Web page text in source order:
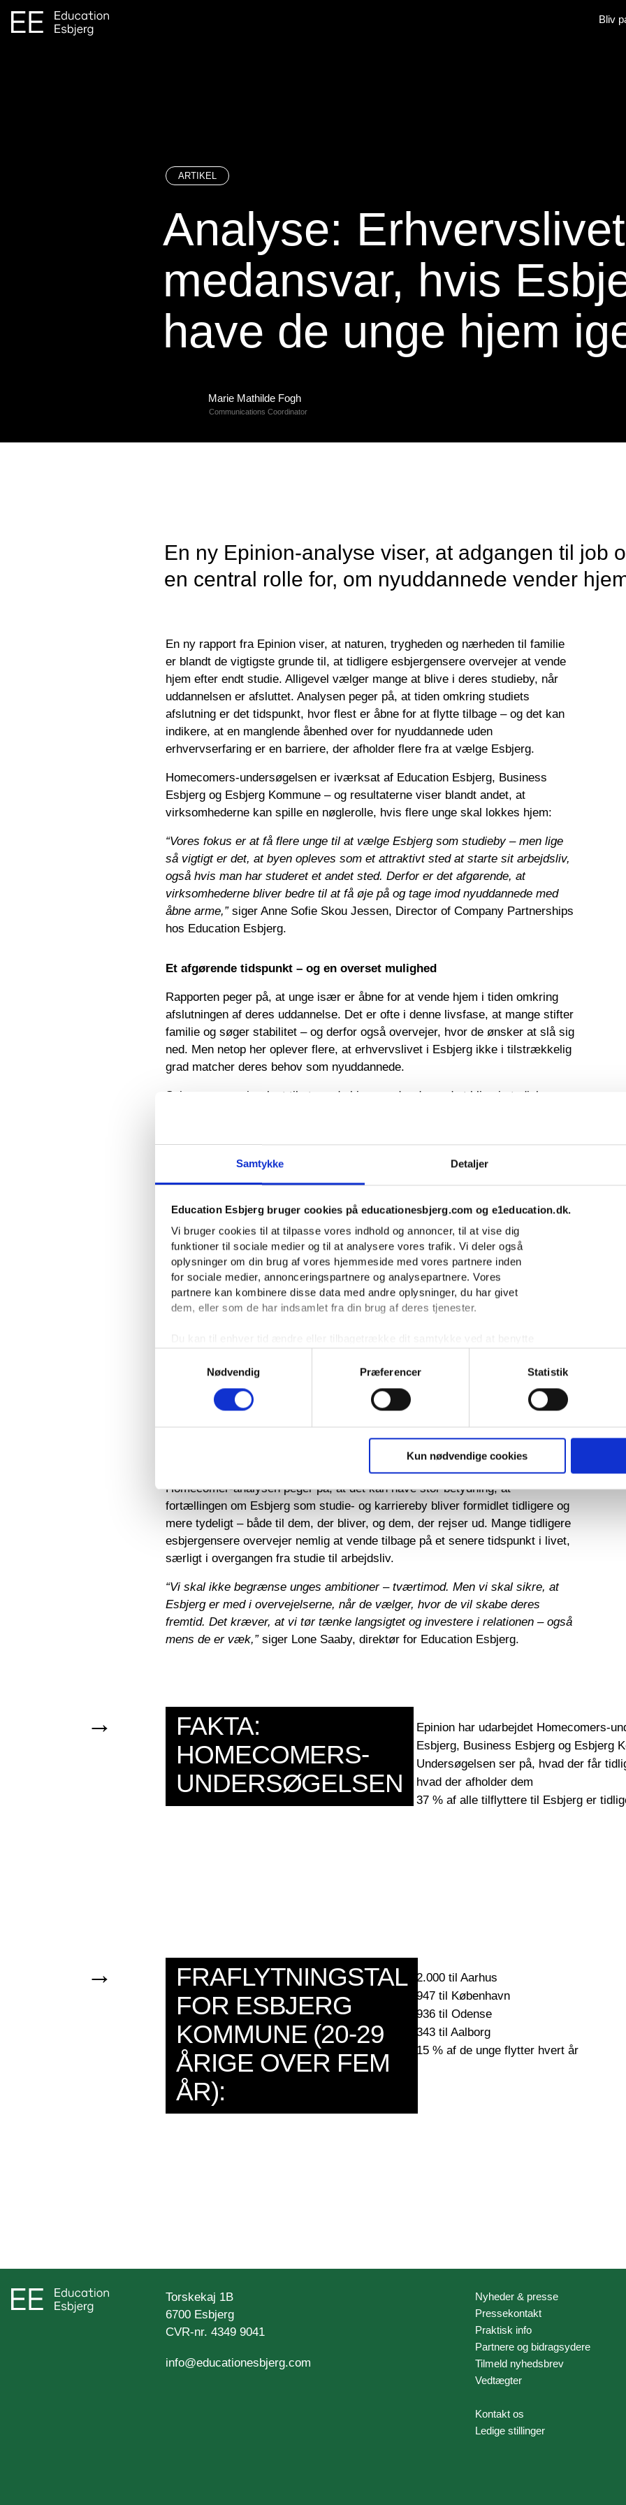
Samtykke Detaljer
Education Esbjerg bruger cookies på educationesbjerg.com og e1education.dk.
Vi bruger cookies til at tilpasse vores indhold og annoncer, til at vise dig
funktioner til sociale medier og til at analysere vores trafik. Vi deler også
oplysninger om din brug af vores hjemmeside med vores partnere inden
for sociale medier, annonceringspartnere og analysepartnere. Vores
partnere kan kombinere disse data med andre oplysninger, du har givet
dem, eller som de har indsamlet fra din brug af deres tjenester.
Nødvendig
Præferencer Statistik
Kun nødvendige cookies
Bliv
ARTIKEL
Analyse:
medansvar, hvis
have de unge hjem
Marie Mathilde Fogh
Communications Coordinator
En ny Epinion-analyse viser, at adgangen til job
en central rolle for, om nyuddannede vender
En ny rapport fra Epinion viser, at naturen, trygheden og nærheden til familie
er blandt de vigtigste grunde til, at tidligere esbjergensere overvejer at vende
hjem efter endt studie. Alligevel vælger mange at blive i deres studieby, når
uddannelsen er afsluttet. Analysen peger på, at tiden omkring studiets
afslutning er det tidspunkt, hvor flest er åbne for at flytte tilbage – og det kan
indikere, at en manglende åbenhed over for nyuddannede uden
erhvervserfaring er en barriere, der afholder flere fra at vælge Esbjerg.
Homecomers-undersøgelsen er iværksat af Education Esbjerg, Business
Esbjerg og Esbjerg Kommune – og resultaterne viser blandt andet, at
virksomhederne kan spille en nøglerolle, hvis flere unge skal lokkes hjem:
“Vores fokus er at få flere unge til at vælge Esbjerg som studieby – men lige
så vigtigt er det, at byen opleves som et attraktivt sted at starte sit arbejdsliv,
også hvis man har studeret et andet sted. Derfor er det afgørende, at
virksomhederne bliver bedre til at få øje på og tage imod nyuddannede med
åbne arme,”siger Anne Sofie Skou Jessen, Director of Company Partnerships
hos Education Esbjerg.
Et afgørende tidspunkt – og en overset mulighed
Rapporten peger på, at unge især er åbne for at vende hjem i tiden omkring
afslutningen af deres uddannelse. Det er ofte i denne livsfase, at mange stifter
familie og søger stabilitet – og derfor også overvejer, hvor de ønsker at slå sig
ned. Men netop her oplever flere, at erhvervslivet i Esbjerg ikke i tilstrækkelig
grad matcher deres behov som nyuddannede.
Selvom mange har lyst til at vende hjem, ender de med at blive i studiebyen,
indsatsen.
selve uddannelsen.
I starten af april blev rapportens konklusioner præsenteret for en række
interessenter – herunder medlemsvirksomhederne i Education Esbjerg.
“Noget af det, vi som virksomheder kan blive bedre til, er at tilbyde attraktive
praktikforløb. Det giver de unge mulighed for at få en god oplevelse med en
At vende hjem skal være et tilvalg – ikke et kompromis
At unge søger ud for at drømme stort og afprøve sig selv er en naturlig og
vigtig del af livet. Men for at flere skal vælge at vende hjem, skal det opleves
som et aktivt og attraktivt tilvalg – ikke som en plan B.
Homecomer-analysen peger på, at det kan have stor betydning, at
fortællingen om Esbjerg som studie- og karriereby bliver formidlet tidligere og
mere tydeligt – både til dem, der bliver, og dem, der rejser ud. Mange tidligere
esbjergensere overvejer nemlig at vende tilbage på et senere tidspunkt i livet,
særligt i overgangen fra studie til arbejdsliv.
“Vi skal ikke begrænse unges ambitioner – tværtimod. Men vi skal sikre, at
Esbjerg er med i overvejelserne, når de vælger, hvor de vil skabe deres
fremtid. Det kræver, at vi tør tænke langsigtet og investere i relationen – også
mens de er væk,”siger Lone Saaby, direktør for Education Esbjerg.
→
FAKTA:
HOMECOMERS-
UNDERSØGELSEN
Epinion har udarbejdet Homecomers-
Esbjerg, Business Esbjerg og Esbjerg
Undersøgelsen ser på, hvad der får
hvad der afholder dem
37 % af alle tilflyttere til Esbjerg er
→
FRAFLYTNINGSTAL
FOR ESBJERG
KOMMUNE (20-29
ÅRIGE OVER FEM
ÅR):
2.000 til Aarhus
947 til København
936 til Odense
343 til Aalborg
15 % af de unge flytter hvert år
Torskekaj 1B
6700 Esbjerg
CVR-nr. 4349 9041
info@educationesbjerg.com
Nyheder & presse
Pressekontakt
Praktisk info
Partnere og bidragsydere
Tilmeld nyhedsbrev
Vedtægter
Kontakt os
Ledige stillinger